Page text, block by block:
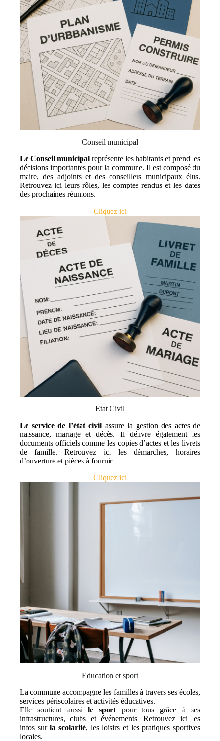
Conseil municipal
Le Conseil municipal représente les habitants et prend les
décisions importantes pour la commune. Il est composé du
maire, des adjoints et des conseillers municipaux élus.
Retrouvez ici leurs rôles, les comptes rendus et les dates
des prochaines réunions.
Cliquez ici
Etat Civil
Le service de l’état civil assure la gestion des actes de
naissance, mariage et décès. Il délivre également les
documents officiels comme les copies d’actes et les livrets
de famille. Retrouvez ici les démarches, horaires
d’ouverture et pièces à fournir.
Cliquez ici
Education et sport
La commune accompagne les familles à travers ses écoles,
services périscolaires et activités éducatives.
Elle soutient aussi le sport pour tous grâce à ses
infrastructures, clubs et événements. Retrouvez ici les
infos surla scolarité, les loisirs et les pratiques sportives
locales.